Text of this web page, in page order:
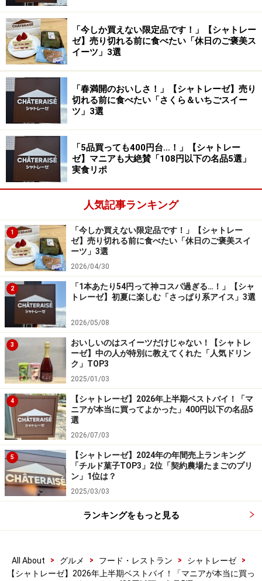
い。
2. 「春の桜 クリームあんみつ桜こしあん」
367円
「春の桜 クリームあんみつ桜こしあん」367円（税込）
続いては、2026年3月発売の「
桜こしあん
」367円（税込）。シャトレーゼでは季節限
定のあんみつが定期的に登場しますが、中でもこの桜フ
レーバーは特に印象に残った一品でした。
全ての具材を混ぜて、黒蜜をかけていただきます！
カップは2段構造になっており、下段には寒天、上段に
は桜葉の塩漬けを混ぜ合わせた自家炊きのこしあん、い
ちご、ホイップクリーム、マンゴーのシロップ漬け、白
玉風団子、塩豆、2色の求肥（ぎゅうひ）と、付属の黒
蜜が入っています。
桜葉のほのかな塩味が効いた滑らかなこしあんと、黒蜜
の甘みや寒天のつるんとした食感が重なり、上品な和ス
イーツらしい味わいは絶品。
桜フレーバーは春限定のためすでに販売終了してしまっ
ているのですが、6月下旬からは「和涼白桃クリームあ
んみつ」が発売中です。旬の白桃のおいしさを堪能でき
ますよ。
3. 「ダブルシュークリーム 北海道純生クリ
ーム」108円
「ダブルシュークリーム 北海道純生クリーム」108円（税
込）
「今しか買えない限定品です！」【シャトレー
ゼ】売り切れる前に食べたい「休日のご褒美ス
イーツ」3選
「春満開のおいしさ！」【シャトレーゼ】売り
切れる前に食べたい「さくら＆いちごスイー
ツ」3選
「5品買っても400円台…！」【シャトレー
ゼ】マニアも大絶賛「108円以下の名品5選」
実食リポ
人気記事ランキング
1
「今しか買えない限定品です！」【シャトレー
ゼ】売り切れる前に食べたい「休日のご褒美スイ
ーツ」3選
2026/04/30
2
「1本あたり54円って神コスパ過ぎる…！」【シャ
トレーゼ】初夏に楽しむ「さっぱり系アイス」3選
2026/05/08
3
おいしいのはスイーツだけじゃない！【シャトレ
ーゼ】中の人が特別に教えてくれた「人気ドリン
ク」TOP3
2025/01/03
4
【シャトレーゼ】2026年上半期ベストバイ！「マ
ニアが本当に買ってよかった」400円以下の名品5
選
2026/07/03
5
【シャトレーゼ】2024年の年間売上ランキング
「チルド菓子TOP3」2位「契約農場たまごのプリ
ン」1位は？
2025/03/03
ランキングをもっと見る
All About > グルメ > フード・レストラン > シャトレーゼ
>
【シャトレーゼ】2026年上半期ベストバイ！「マニアが本当に買っ